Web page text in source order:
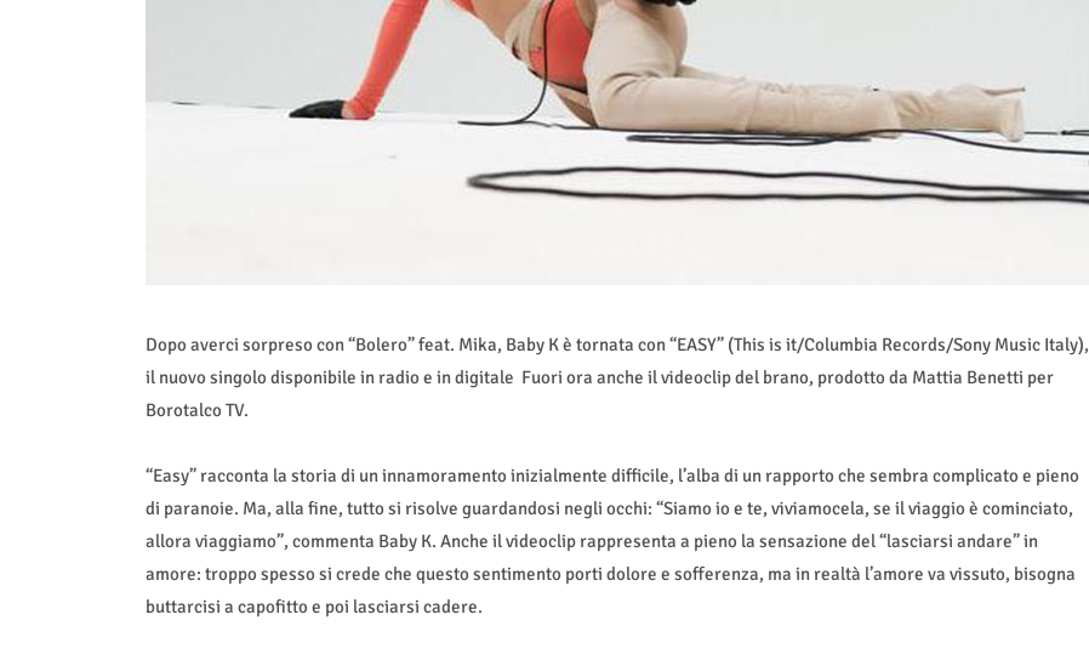
Dopo averci sorpreso con “Bolero” feat. Mika, Baby K è tornata con “EASY” (This is it/Columbia Records/Sony Music Italy),
il nuovo singolo disponibile in radio e in digitale Fuori ora anche il videoclip del brano, prodotto da Mattia Benetti per
Borotalco TV.
“Easy” racconta la storia di un innamoramento inizialmente difficile, l’alba di un rapporto che sembra complicato e pieno
di paranoie. Ma, alla fine, tutto si risolve guardandosi negli occhi: “Siamo io e te, viviamocela, se il viaggio è cominciato,
allora viaggiamo”, commenta Baby K. Anche il videoclip rappresenta a pieno la sensazione del “lasciarsi andare” in
amore: troppo spesso si crede che questo sentimento porti dolore e sofferenza, ma in realtà l’amore va vissuto, bisogna
buttarcisi a capofitto e poi lasciarsi cadere.